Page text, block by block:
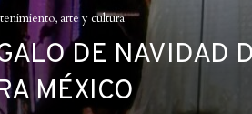
arte y cultura
DE NAVIDAD
MÉXICO